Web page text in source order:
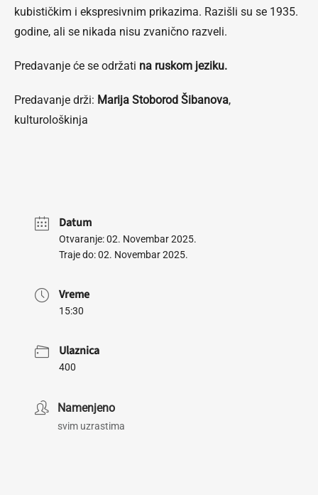
kubističkim i ekspresivnim prikazima. Razišli su se 1935.
godine, ali se nikada nisu zvanično razveli.
Predavanje će se održati na ruskom jeziku.
Predavanje drži: Marija Stoborod Šibanova,
kulturološkinja
Datum
Otvaranje: 02. Novembar 2025.
Traje do: 02. Novembar 2025.
Vreme
15:30
Ulaznica
400
Namenjeno
svim uzrastima